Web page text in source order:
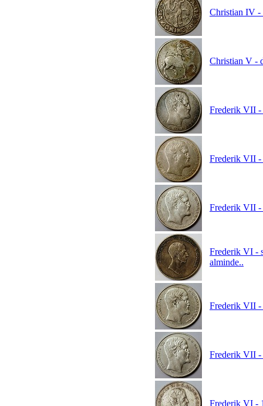
Christian IV
Christian V -
Frederik VII -
Frederik VII -
Frederik VII -
Frederik VI -
alminde..
Frederik VII -
Frederik VII -
Frederik VI -